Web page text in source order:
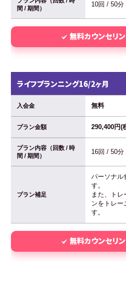
間 / 期間）
10回 / 50分
無料カウンセリ
ライフプランニング16/2ヶ月
入会金 無料
プラン金額 290,400円(
プラン内容（回数 / 時
間 / 期間）
16回 / 50分
プラン補足
パーソナル
す。
また、ト
ンをトレー
す。
無料カウンセリ